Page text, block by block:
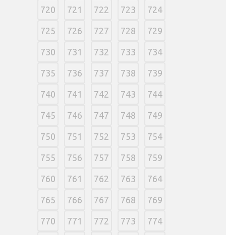
720 721 722 723 724
725 726 727 728 729
730 731 732 733 734
735 736 737 738 739
740 741 742 743 744
745 746 747 748 749
750 751 752 753 754
755 756 757 758 759
760 761 762 763 764
765 766 767 768 769
770 771 772 773 774